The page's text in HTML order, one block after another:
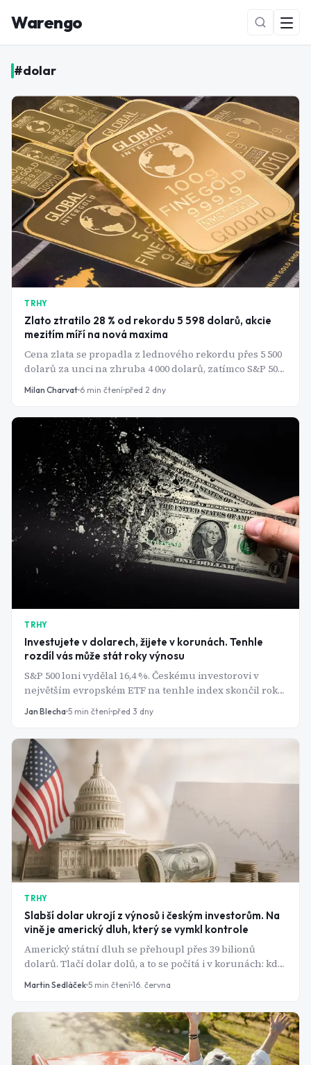
Warengo
NOVÉ
#dolar
TRHY
Zlato ztratilo 28 % od rekordu 5 598 dolarů, akcie
mezitím míří na nová maxima
Cena zlata se propadla z lednového rekordu přes 5 500
dolarů za unci na zhruba 4 000 dolarů, zatímco S&P 500,
Dow Jones i evropský Stoxx 600 v uplynulých dnech
dosáhly historických maxim. Za obratem stojí silnější
Íránu.
Milan Charvat 6 min čtení před 2 dny
TRHY
Investujete v dolarech, žijete v korunách. Tenhle
rozdíl vás může stát roky výnosu
S&P 500 loni vydělal 16,4 %. Českému investorovi v
největším evropském ETF na tenhle index skončil rok
zhruba na nule. Mezi grafem indexu a vaším účtem
Jan Blecha 5 min čtení před 3 dny
TRHY
Slabší dolar ukrojí z výnosů i českým investorům. Na
vině je americký dluh, který se vymkl kontrole
Americký státní dluh se přehoupl přes 39 bilionů
dolarů. Tlačí dolar dolů, a to se počítá i v korunách: kdo
drží americké akcie nebo S&P 500 ETF, může i při
Martin Sedláček 5 min čtení 16. června